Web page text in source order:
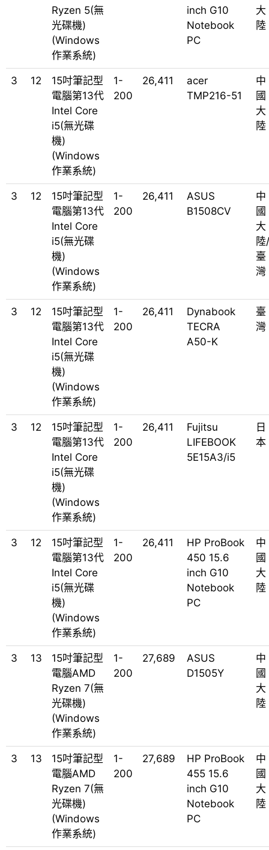
Ryzen 5(無
光碟機)
(Windows
作業系統)
inch G10
Notebook
PC
大
陸
3 12
15吋筆記型
電腦第13代
Intel Core
i5(無光碟
機)
(Windows
作業系統)
1-
200
26,411
acer
TMP216-51
中
國
大
陸
3 12
15吋筆記型
電腦第13代
Intel Core
i5(無光碟
機)
(Windows
作業系統)
1-
200
26,411
ASUS
B1508CV
中
國
大
陸/
臺
灣
3 12
15吋筆記型
電腦第13代
Intel Core
i5(無光碟
機)
(Windows
作業系統)
1-
200
26,411
Dynabook
TECRA
A50-K
臺
灣
3 12
15吋筆記型
電腦第13代
Intel Core
i5(無光碟
機)
(Windows
作業系統)
1-
200
26,411
Fujitsu
LIFEBOOK
5E15A3/i5
日
本
3 12
15吋筆記型
電腦第13代
Intel Core
i5(無光碟
機)
(Windows
作業系統)
1-
200
26,411
HP ProBook
450 15.6
inch G10
Notebook
PC
中
國
大
陸
3 13
15吋筆記型
電腦AMD
Ryzen 7(無
光碟機)
(Windows
作業系統)
1-
200
27,689
ASUS
D1505Y
中
國
大
陸
3 13
15吋筆記型
電腦AMD
Ryzen 7(無
光碟機)
(Windows
作業系統)
1-
200
27,689
HP ProBook
455 15.6
inch G10
Notebook
PC
中
國
大
陸